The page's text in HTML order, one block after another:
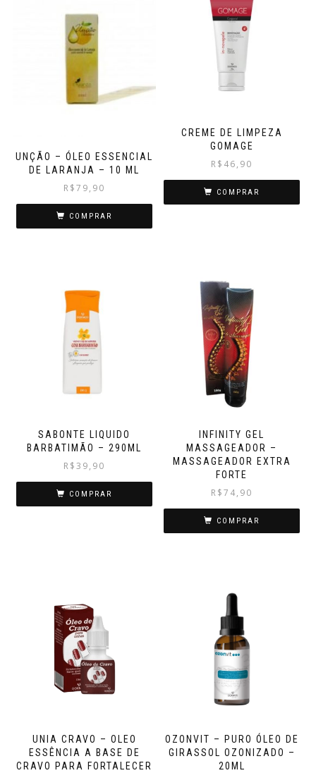
UNÇÃO – ÓLEO ESSENCIAL
DE LARANJA – 10 ML
R$79,90
COMPRAR
CREME DE LIMPEZA
GOMAGE
R$ 46,90
COMPRAR
SABONTE LIQUIDO
BARBATIMÃO – 290ML
R$39,90
COMPRAR
INFINITY GEL
MASSAGEADOR –
MASSAGEADOR EXTRA
FORTE
R$74,90
COMPRAR
UNIA CRAVO – OLEO
ESSÊNCIA A BASE DE
CRAVO PARA FORTALECER
OZONVIT – PURO ÓLEO DE
GIRASSOL OZONIZADO –
20ML